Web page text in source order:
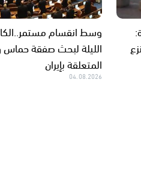
وسط انقسام
الليلة لبحث صفقة حماس
المتعلقة بإيران
04.08.2026